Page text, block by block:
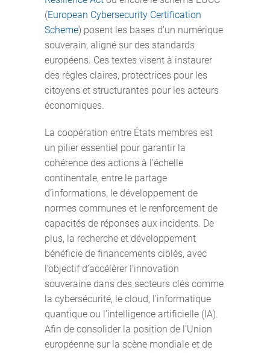
(European Cybersecurity Certification
Scheme) posent les bases d’un numérique
souverain, aligné sur des standards
européens. Ces textes visent à instaurer
des règles claires, protectrices pour les
citoyens et structurantes pour les acteurs
économiques.
La coopération entre États membres est
un pilier essentiel pour garantir la
cohérence des actions à l’échelle
continentale, entre le partage
d’informations, le développement de
normes communes et le renforcement de
capacités de réponses aux incidents. De
plus, la recherche et développement
bénéficie de financements ciblés, avec
l’objectif d’accélérer l’innovation
souveraine dans des secteurs clés comme
la cybersécurité, le cloud, l’informatique
quantique ou l’intelligence artificielle (IA).
Afin de consolider la position de l'Union
européenne sur la scène mondiale et de